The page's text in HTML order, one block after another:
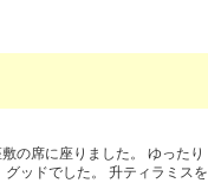
の席に座りました。 ゆったり
ッドでした。 升ティラミスを